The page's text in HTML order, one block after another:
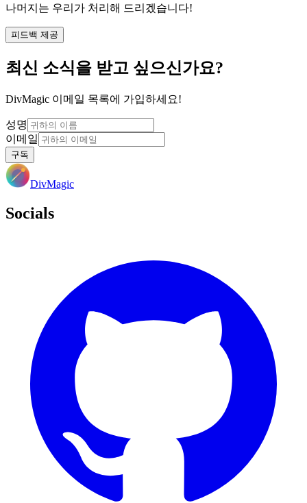
나머지는 우리가 처리해 드리겠습니다!
피드백 제공
최신 소식을 받고 싶으신가요?
DivMagic 이메일 목록에 가입하세요!
성명
이메일
구독
DivMagic
Socials